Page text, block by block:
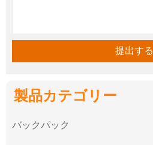
提出する
製品カテゴリー
バックパック